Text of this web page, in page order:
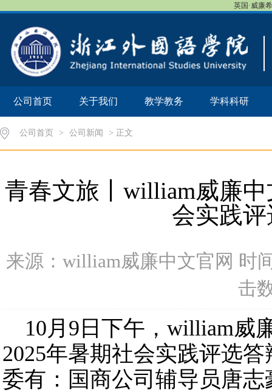
英国·威廉
公司首页 关于我们 教学教务 学科科研
公司首页 > 公司新闻 > 正文
青春文旅丨​william威廉
会实践
来源：william威廉中文官网 时
击
10月9日下午，william威
2025年暑期社会实践评选
委有：国商公司辅导员唐